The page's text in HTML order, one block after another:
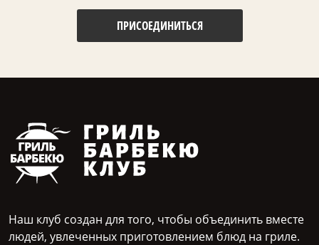
ПРИСОЕДИНИТЬСЯ
Наш клуб создан для того, чтобы объединить вместе
людей, увлеченных приготовлением блюд на гриле.